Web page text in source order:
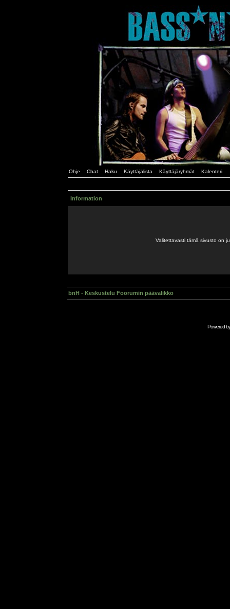
Ohje Chat Haku Käyttäjälista Käyttäjäryhmät Kalenteri
Information
Valitettavasti tämä sivusto on
bnH - Keskustelu Foorumin päävalikko
Powered